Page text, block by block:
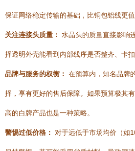
保证网络稳定传输的基础，比铜包铝线更值
关注连接头质量： 水晶头的质量直接影响
择透明外壳能看到内部线序是否整齐、卡扣
品牌与服务的权衡： 在预算内，知名品牌
择，享有更好的售后保障。如果预算极其
高的白牌产品也是一种策略。
警惕过低价格： 对于远低于市场均价（如